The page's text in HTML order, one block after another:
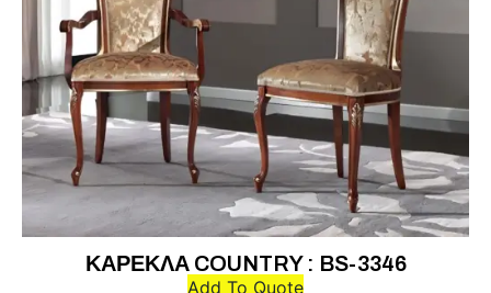
ΚΑΡΕΚΛΑ COUNTRY : BS-3346
Add To Quote